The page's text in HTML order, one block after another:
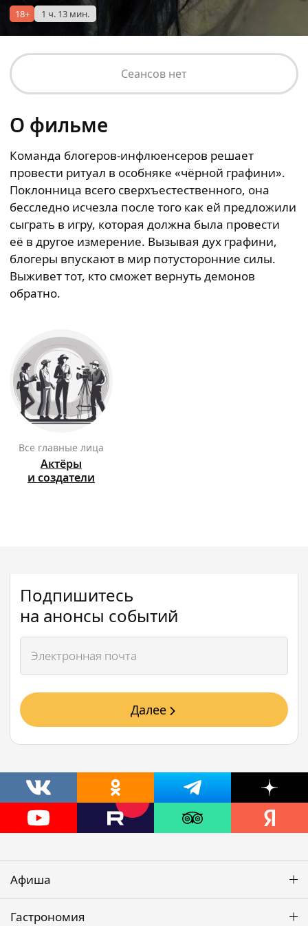
18+ 1 ч. 13 мин.
Сеансов нет
О фильме
Команда блогеров-инфлюенсеров решает
провести ритуал в особняке «чёрной графини».
Поклонница всего сверхъестественного, она
бесследно исчезла после того как ей предложили
сыграть в игру, которая должна была провести
её в другое измерение. Вызывая дух графини,
блогеры впускают в мир потусторонние силы.
Выживет тот, кто сможет вернуть демонов
обратно.
Все главные лица
Актёры
и создатели
Подпишитесь
на анонсы событий
Далее
Афиша
Гастрономия